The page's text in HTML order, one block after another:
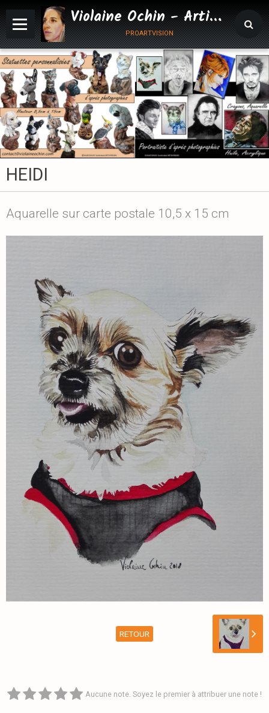
Violaine Ochin - Artiste Animalier
proartvision
HEIDI
Aquarelle sur carte postale 10,5 x 15 cm
RETOUR
Aucune note. Soyez le premier à attribuer une note !